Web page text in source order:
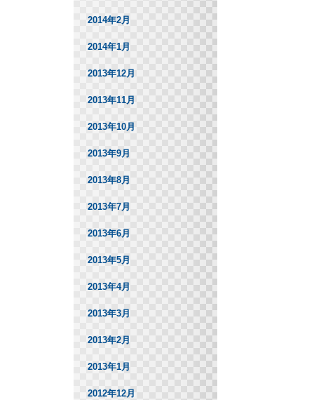
2014年2月
2014年1月
2013年12月
2013年11月
2013年10月
2013年9月
2013年8月
2013年7月
2013年6月
2013年5月
2013年4月
2013年3月
2013年2月
2013年1月
2012年12月